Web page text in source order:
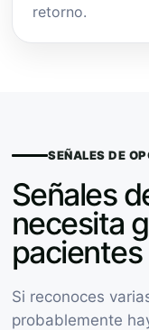
retorno.
SEÑALES DE
Señales
necesita
pacientes
Si reconoces
probablemente